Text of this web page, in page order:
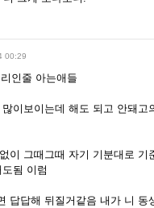
00:29
인줄 아는애들
이보이는데 해도 되고 안돼고
이 그때그때 자기 기분대로 기
됨 이럼
답답해 뒤질거같음 내가 니 동